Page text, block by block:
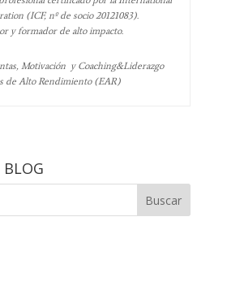
(ICF, nº de socio 20121083).
y formador de alto impacto.
Motivación y Coaching&Liderazgo
de Alto Rendimiento (EAR)
BLOG